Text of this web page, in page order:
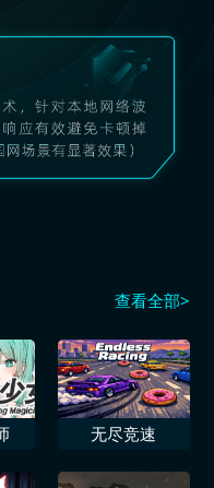
查看全部>
无尽竞速